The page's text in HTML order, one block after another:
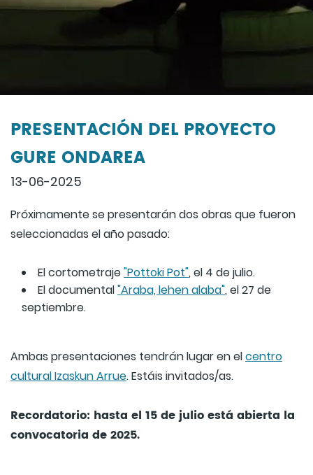
PRESENTACIÓN DEL PROYECTO
GURE ONDAREA
13-06-2025
Próximamente se presentarán dos obras que fueron
seleccionadas el año pasado:
El cortometraje"Pottoki Pot", el 4 de julio.
El documental"Araba, lehen alaba", el 27 de
septiembre.
Ambas presentaciones tendrán lugar en elcentro
cultural Izaskun Arrue. Estáis invitados/as.
Recordatorio: hasta el 15 de julio está abierta la
convocatoria de 2025.